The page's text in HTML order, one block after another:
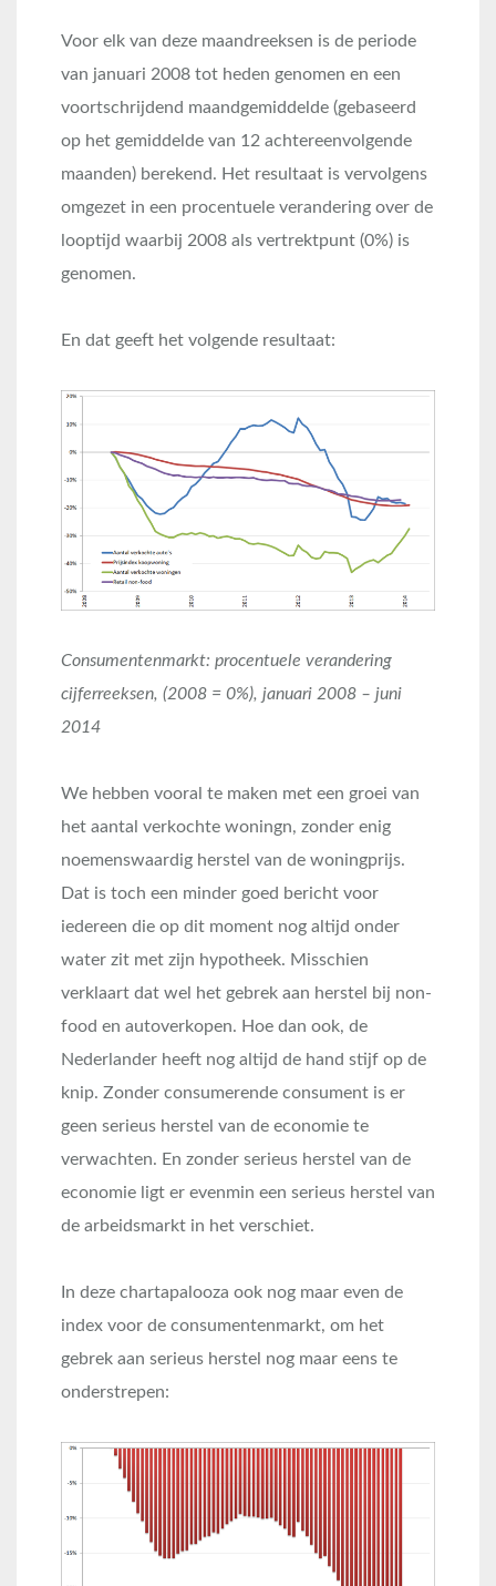
Voor elk van deze maandreeksen is de periode
van januari 2008 tot heden genomen en een
voortschrijdend maandgemiddelde (gebaseerd
op het gemiddelde van 12 achtereenvolgende
maanden) berekend. Het resultaat is vervolgens
omgezet in een procentuele verandering over de
looptijd waarbij 2008 als vertrektpunt (0%) is
genomen.
En dat geeft het volgende resultaat:
Consumentenmarkt: procentuele verandering
cijferreeksen, (2008 = 0%), januari 2008 – juni
2014
We hebben vooral te maken met een groei van
het aantal verkochte woningn, zonder enig
noemenswaardig herstel van de woningprijs.
Dat is toch een minder goed bericht voor
iedereen die op dit moment nog altijd onder
water zit met zijn hypotheek. Misschien
verklaart dat wel het gebrek aan herstel bij non-
food en autoverkopen. Hoe dan ook, de
Nederlander heeft nog altijd de hand stijf op de
knip. Zonder consumerende consument is er
geen serieus herstel van de economie te
verwachten. En zonder serieus herstel van de
economie ligt er evenmin een serieus herstel van
de arbeidsmarkt in het verschiet.
In deze chartapalooza ook nog maar even de
index voor de consumentenmarkt, om het
gebrek aan serieus herstel nog maar eens te
onderstrepen: